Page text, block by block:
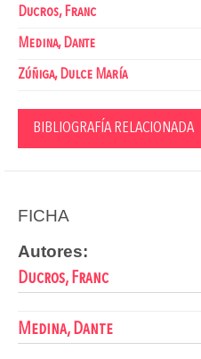
Ducros, Franc
Medina, Dante
Zúñiga, Dulce María
BIBLIOGRAFÍA RELACIONADA
FICHA
Autores:
Ducros, Franc
Medina, Dante